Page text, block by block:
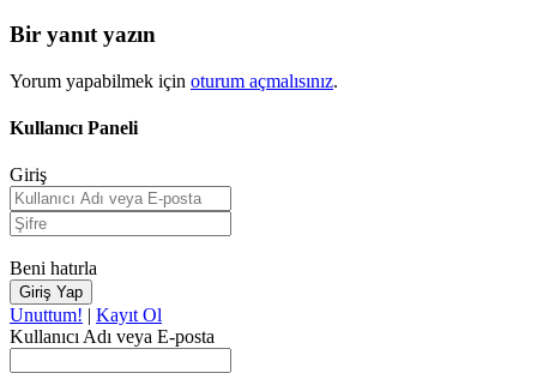
Bir yanıt yazın
Yorum yapabilmek için oturum açmalısınız.
Kullanıcı Paneli
Giriş
Beni hatırla
Unuttum! | Kayıt Ol
Kullanıcı Adı veya E-posta